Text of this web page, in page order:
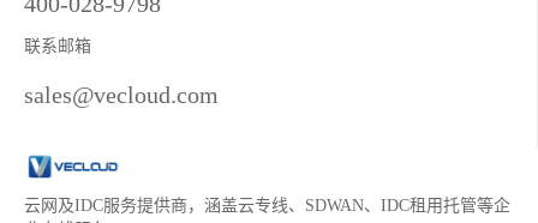
联系邮箱
sales@vecloud.com
云网及IDC服务提供商，涵盖云专线、SDWAN、IDC租用托管等企